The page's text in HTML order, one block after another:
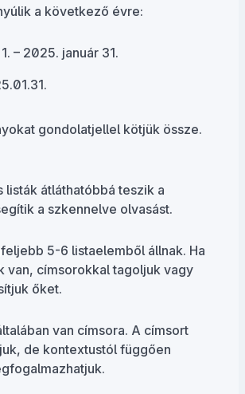
a következő évre:
– 2025. január 31.
gondolatjellel kötjük össze.
listák átláthatóbbá teszik a
a szkennelve olvasást.
5-6 listaelemből állnak. Ha
van, címsorokkal tagoljuk vagy
őket.
van címsora. A címsort
de kontextustól függően